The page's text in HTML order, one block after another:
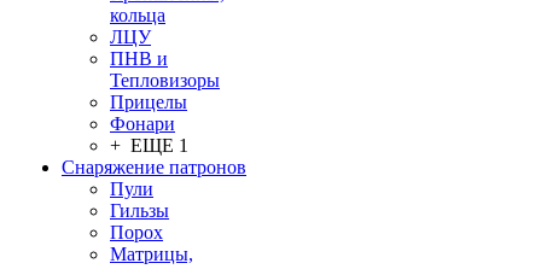
кольца
ЛЦУ
ПНВ и
Тепловизоры
Прицелы
Фонари
+ ЕЩЕ 1
Снаряжение патронов
Пули
Гильзы
Порох
Матрицы,